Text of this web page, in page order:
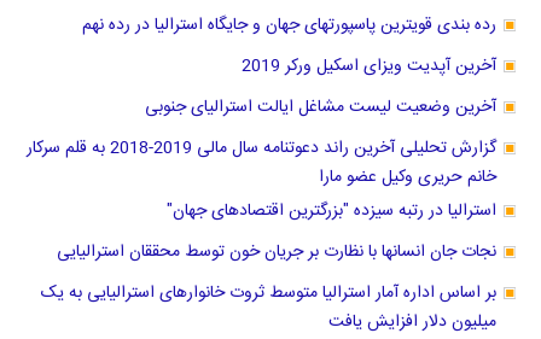
رده بندی قویترین پاسپورتهای جهان و جایگاه استرالیا در رده نهم
آخرین آپدیت ویزای اسکیل ورکر 2019
آخرین وضعیت لیست مشاغل ایالت استرالیای جنوبی
گزارش تحلیلی آخرین راند دعوتنامه سال مالی 2019-2018 به قلم سرکار
خانم حریری وکیل عضو مارا
استرالیا در رتبه سیزده "بزرگترین اقتصادهای جهان"
نجات جان انسانها با نظارت بر جریان خون توسط محققان استرالیایی
بر اساس اداره آمار استرالیا متوسط ثروت خانوارهای استرالیایی به یک
میلیون دلار افزایش یافت